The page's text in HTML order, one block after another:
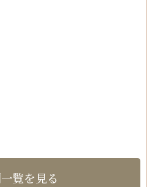
覧を見る